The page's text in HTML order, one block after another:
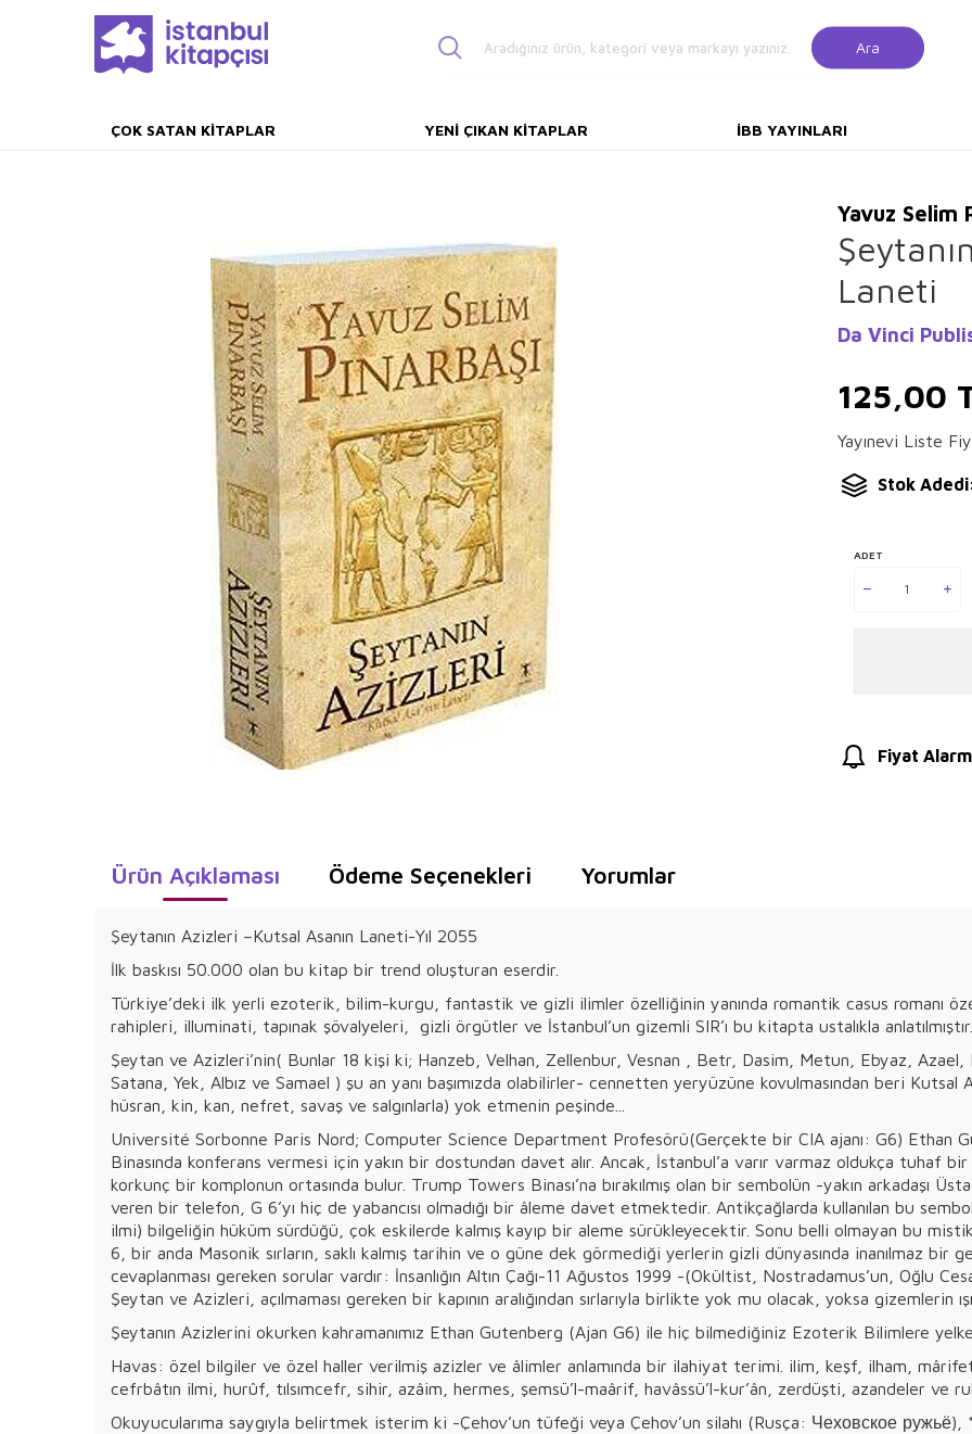
Ara
ÇOK SATAN KITAPLAR YENI ÇIKAN KITAPLAR İBB YAYINLARI
Yavuz Selim
Laneti
Da Vinci
125,00
Yayınevi Liste
Stok
ADET
Fiyat
Ürün Açıklaması Ödeme Seçenekleri Yorumlar
Şeytanın Azizleri –Kutsal Asanın Laneti-Yıl 2055
İlk baskısı 50.000 olan bu kitap bir trend oluşturan eserdir.
Türkiye’deki ilk yerli ezoterik, bilim-kurgu, fantastik ve gizli ilimler özelliğinin yanında romantik casus romanı
rahipleri, illuminati, tapınak şövalyeleri, gizli örgütler ve İstanbul’un gizemli SIR’ı bu kitapta ustalıkla anlatılmıştır.
Şeytan ve Azizleri’nin( Bunlar 18 kişi ki; Hanzeb, Velhan, Zellenbur, Vesnan , Betr, Dasim, Metun, Ebyaz,
Satana, Yek, Albız ve Samael ) şu an yanı başımızda olabilirler- cennetten yeryüzüne kovulmasından beri Kutsal
hüsran, kin, kan, nefret, savaş ve salgınlarla) yok etmenin peşinde...
Université Sorbonne Paris Nord; Computer Science Department Profesörü(Gerçekte bir CIA ajanı: G6) Ethan
Binasında konferans vermesi için yakın bir dostundan davet alır. Ancak, İstanbul’a varır varmaz oldukça tuhaf
korkunç bir komplonun ortasında bulur. Trump Towers Binası’na bırakılmış olan bir sembolün -yakın arkadaşı
veren bir telefon, G 6’yı hiç de yabancısı olmadığı bir âleme davet etmektedir. Antikçağlarda kullanılan bu
ilmi) bilgeliğin hüküm sürdüğü, çok eskilerde kalmış kayıp bir aleme sürükleyecektir. Sonu belli olmayan bu
6, bir anda Masonik sırların, saklı kalmış tarihin ve o güne dek görmediği yerlerin gizli dünyasında inanılmaz bir
cevaplanması gereken sorular vardır: İnsanlığın Altın Çağı-11 Ağustos 1999 -(Okültist, Nostradamus’un, Oğlu
Şeytan ve Azizleri, açılmaması gereken bir kapının aralığından sırlarıyla birlikte yok mu olacak, yoksa gizemlerin
Şeytanın Azizlerini okurken kahramanımız Ethan Gutenberg (Ajan G6) ile hiç bilmediğiniz Ezoterik Bilimlere yelken
Havas: özel bilgiler ve özel haller verilmiş azizler ve âlimler anlamında bir ilahiyat terimi. ilim, keşf, ilham,
cefrbâtın ilmi, hurûf, tılsımcefr, sihir, azâim, hermes, şemsü’l-maârif, havâssü’l-kur’ân, zerdüşti, azandeler ve
Okuyucularıma saygıyla belirtmek isterim ki -Çehov’un tüfeği veya Çehov’un silahı (Rusça: Чеховское ружьё),